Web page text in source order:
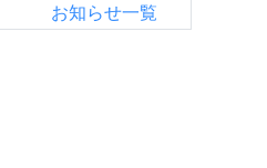
お知らせ一覧